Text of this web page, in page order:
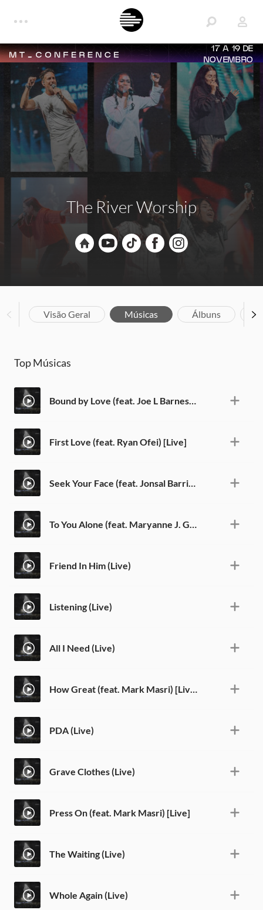
17 A 19 DE
NOVEMBRO
The River Worship
Visão Geral Músicas Álbuns
Top Músicas
First Love (feat. Ryan Ofei) [Live]
Friend In Him (Live)
Listening (Live)
All I Need (Live)
PDA (Live)
Grave Clothes (Live)
Press On (feat. Mark Masri) [Live]
The Waiting (Live)
Whole Again (Live)